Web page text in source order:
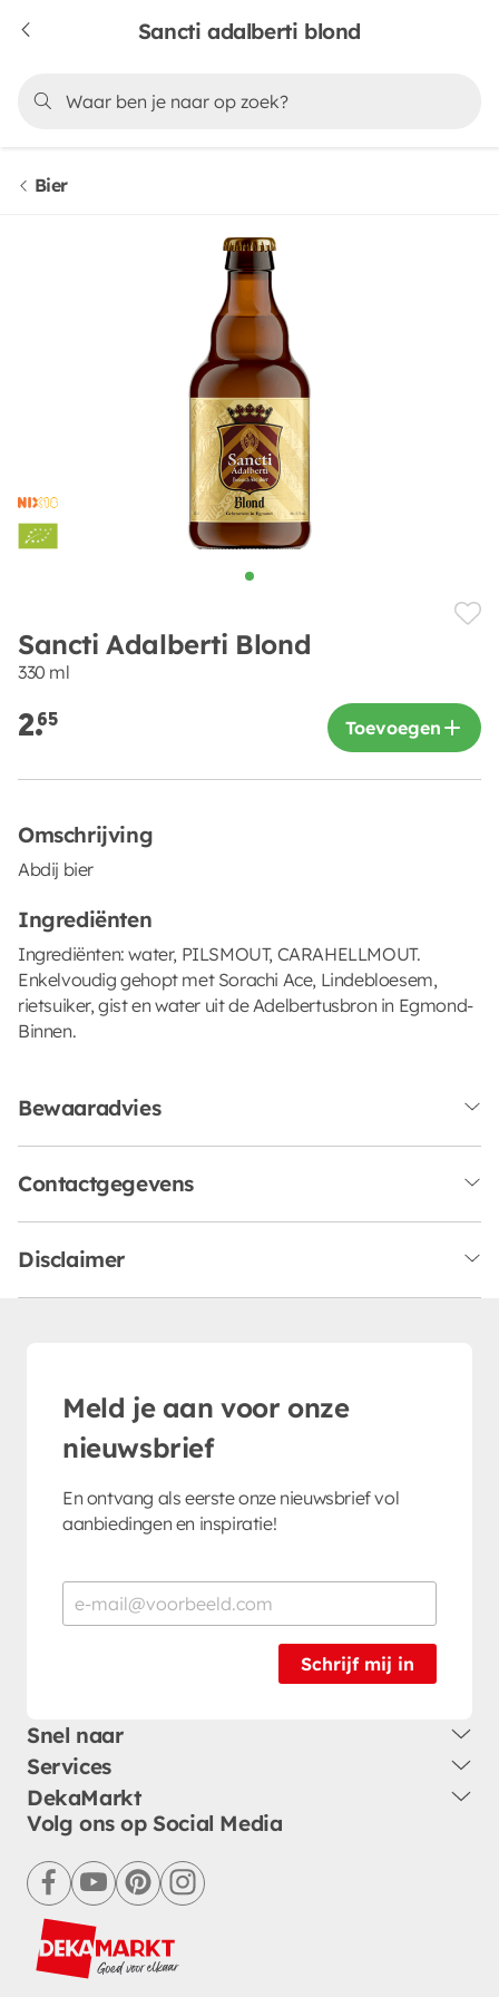
Sancti adalberti blond
Bier
Sancti Adalberti Blond
330 ml
2.65 Toevoegen
Omschrijving
Abdij bier
Ingrediënten
Ingrediënten: water, PILSMOUT, CARAHELLMOUT.
Enkelvoudig gehopt met Sorachi Ace, Lindebloesem,
rietsuiker, gist en water uit de Adelbertusbron in Egmond-
Binnen.
Bewaaradvies
Contactgegevens
Disclaimer
Meld je aan voor onze
nieuwsbrief
En ontvang als eerste onze nieuwsbrief vol
aanbiedingen en inspiratie!
Schrijf mij in
Snel naar
Services
DekaMarkt
Volg ons op Social Media
facebookyoutubepinterestinstagram